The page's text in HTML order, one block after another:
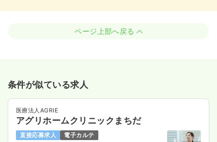
ページ上部へ戻る
条件が似ている求人
医療法人AGRIE
アグリホームクリニックまちだ
直接応募求人
電子カルテ